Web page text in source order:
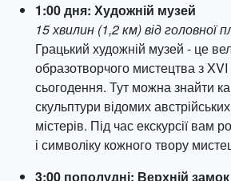
1:00 дня: Художній музей
15 хвилин (1,2 км) від головної
Грацький художній музей - це
образотворчого мистецтва з XVI
сьогодення. Тут можна знайти
скульптури відомих
містерів. Під час екскурсії вам
і символіку кожного твору
3:00 пополудні: Верхній замок